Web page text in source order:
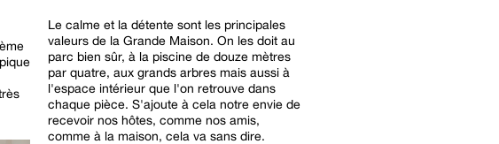
Le calme et la détente sont les principales
valeurs de la Grande Maison. On les doit au
parc bien sûr, à la piscine de douze mètres
par quatre, aux grands arbres mais aussi à
l'espace intérieur que l'on retrouve dans
chaque pièce. S'ajoute à cela notre envie de
recevoir nos hôtes, comme nos amis,
comme à la maison, cela va sans dire.